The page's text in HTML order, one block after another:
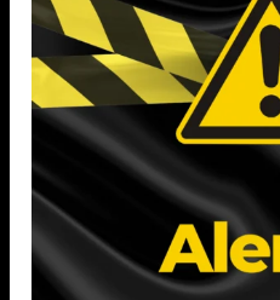
Pós-graduanda em
Imobiliário e em Direito
Experiência
Advogada com experiência
Civil, Direito do Consumidor
Prática focada em litígios